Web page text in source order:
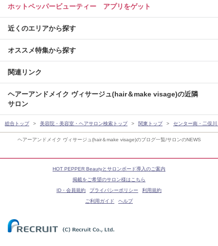
ヘアーアンドメイク ヴィサージュ(hair＆make visage)のブログ一覧/サロンのNEWS
ホットペッパービューティー アプリをゲット
近くのエリアから探す
オススメ特集から探す
関連リンク
ヘアーアンドメイク ヴィサージュ(hair＆make visage)の近隣
サロン
総合トップ 美容院・美容室・ヘアサロン検索トップ 関東トップ センター南・二俣
HOT PEPPER Beautyとサロンボード導入のご案内
掲載をご希望のサロン様はこちら
ID・会員規約
プライバシーポリシー
利用規約
ご利用ガイド
ヘルプ